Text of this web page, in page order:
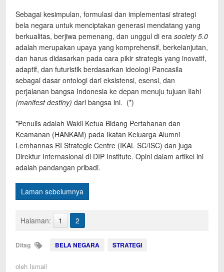
Sebagai kesimpulan, formulasi dan implementasi strategi
bela negara untuk menciptakan generasi mendatang yang
berkualitas, berjiwa pemenang, dan unggul di era society 5.0
adalah merupakan upaya yang komprehensif, berkelanjutan,
dan harus didasarkan pada cara pikir strategis yang inovatif,
adaptif, dan futuristik berdasarkan ideologi Pancasila
sebagai dasar ontologi dari eksistensi, esensi, dan
perjalanan bangsa Indonesia ke depan menuju tujuan Ilahi
(manifest destiny) dari bangsa ini. (*)
*Penulis adalah Wakil Ketua Bidang Pertahanan dan
Keamanan (HANKAM) pada Ikatan Keluarga Alumni
Lemhannas RI Strategic Centre (IKAL SC/ISC) dan juga
Direktur Internasional di DIP Institute. Opini dalam artikel ini
adalah pandangan pribadi.
Laman sebelumnya
Halaman: 1 2
Ditag BELA NEGARA STRATEGI
oleh Ismail